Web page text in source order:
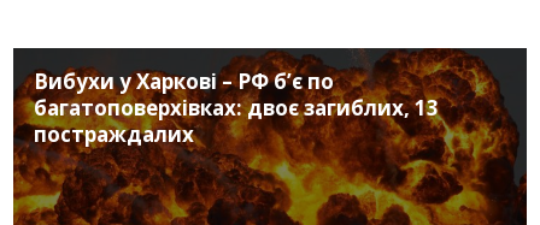
Вибухи у Харкові – РФ б’є по
багатоповерхівках: двоє загиблих, 13
постраждалих